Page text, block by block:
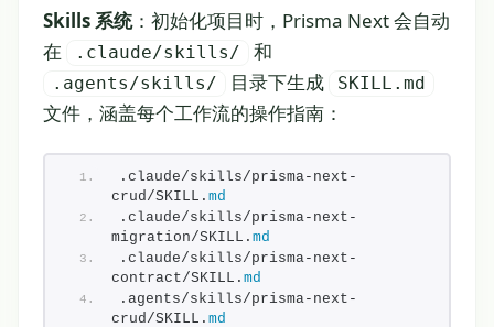
Skills 系统：初始化项目时，Prisma Next 会自动
在
.claude/skills/ 和
.agents/skills/ 目录下生成 SKILL.md
文件，涵盖每个工作流的操作指南：
.claude/skills/prisma-next-
crud/SKILL. md
.claude/skills/prisma-next-
migration/SKILL. md
.claude/skills/prisma-next-
contract/SKILL. md
.agents/skills/prisma-next-
crud/SKILL. md